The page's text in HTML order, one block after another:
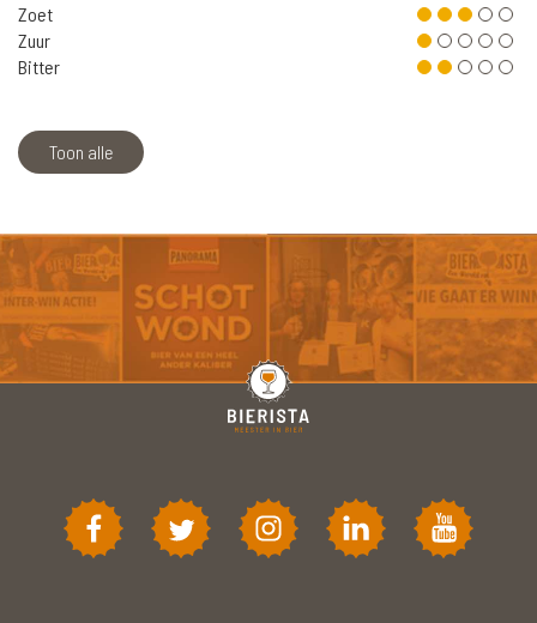
Zoet
Zuur
Bitter
Toon alle